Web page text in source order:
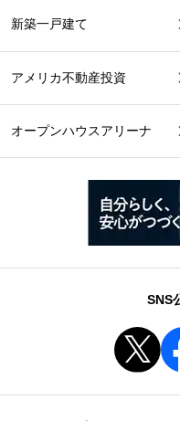
新築一戸建て
アメリカ不動産投資
オープンハウスアリーナ
SNS